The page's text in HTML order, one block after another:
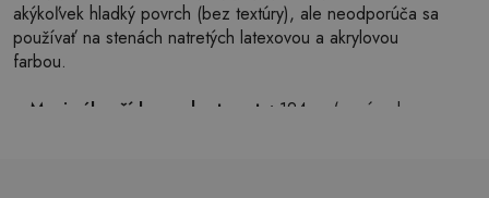
akýkoľvek hladký povrch (bez textúry), ale neodporúča sa
používať na stenách natretých latexovou a akrylovou
farbou.
Maximálna šírka pruhu tapety: 124cm (v prípade